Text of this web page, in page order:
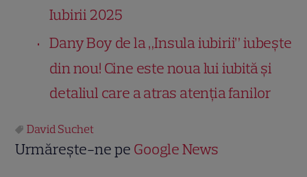
Iubirii 2025
Dany Boy de la „Insula iubirii” iubește
din nou! Cine este noua lui iubită și
detaliul care a atras atenția fanilor
David Suchet
Urmărește-ne pe Google News